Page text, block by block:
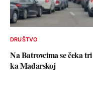
DRUŠTVO
Na Batrovcima se čeka
ka Mađarskoj